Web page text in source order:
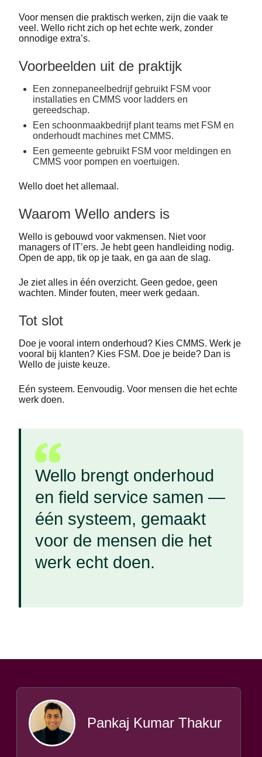
Voor mensen die praktisch werken, zijn die vaak te
veel. Wello richt zich op het echte werk, zonder
onnodige extra’s.
Voorbeelden uit de praktijk
Een zonnepaneelbedrijf gebruikt FSM voor
installaties en CMMS voor ladders en
gereedschap.
Een schoonmaakbedrijf plant teams met FSM en
onderhoudt machines met CMMS.
Een gemeente gebruikt FSM voor meldingen en
CMMS voor pompen en voertuigen.
Wello doet het allemaal.
Waarom Wello anders is
Wello is gebouwd voor vakmensen. Niet voor
managers of IT’ers. Je hebt geen handleiding nodig.
Open de app, tik op je taak, en ga aan de slag.
Je ziet alles in één overzicht. Geen gedoe, geen
wachten. Minder fouten, meer werk gedaan.
Tot slot
Doe je vooral intern onderhoud? Kies CMMS. Werk je
vooral bij klanten? Kies FSM. Doe je beide? Dan is
Wello de juiste keuze.
Eén systeem. Eenvoudig. Voor mensen die het echte
werk doen.
Wello brengt onderhoud
en field service samen —
één systeem, gemaakt
voor de mensen die het
werk echt doen.
Pankaj Kumar Thakur